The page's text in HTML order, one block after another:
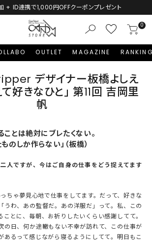
+ ID連携で1,000円OFFクーポンプレゼント
0
OUTLET MAGAZINE
デザイナー板橋よしえ
好きなひと」 第11回 吉岡里
帆
ことは絶対にブレたくない。
のしか作らない」（板橋）
人ですが、今はご自身の仕事をどう捉えてます
ちゃ夢見心地で仕事をしてます。だって、好きな
うわ、あの監督だ。あの洋服だ」って。私、この
ことに、毎朝、お祈りしたいくらい感謝してて。
の日、何か途轍もない不幸が訪れて、この仕事が
あるって感じながら寝るようにしてて。明日もこ